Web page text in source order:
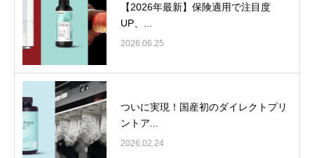
【2026年最新】保険適用で注目度
UP、...
2026.06.25
ついに実現！国産初のダイレクトプリ
ントア...
2026.02.24